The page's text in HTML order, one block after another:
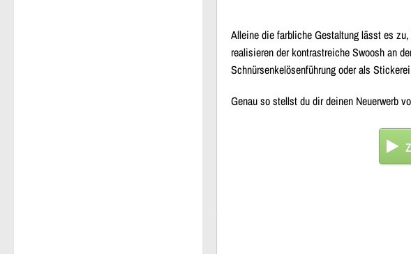
Alleine die farbliche Gestaltung lässt es
realisieren der kontrastreiche Swoosh an
Schnürsenkelösenführung oder als
Genau so stellst du dir deinen Neuerwerb